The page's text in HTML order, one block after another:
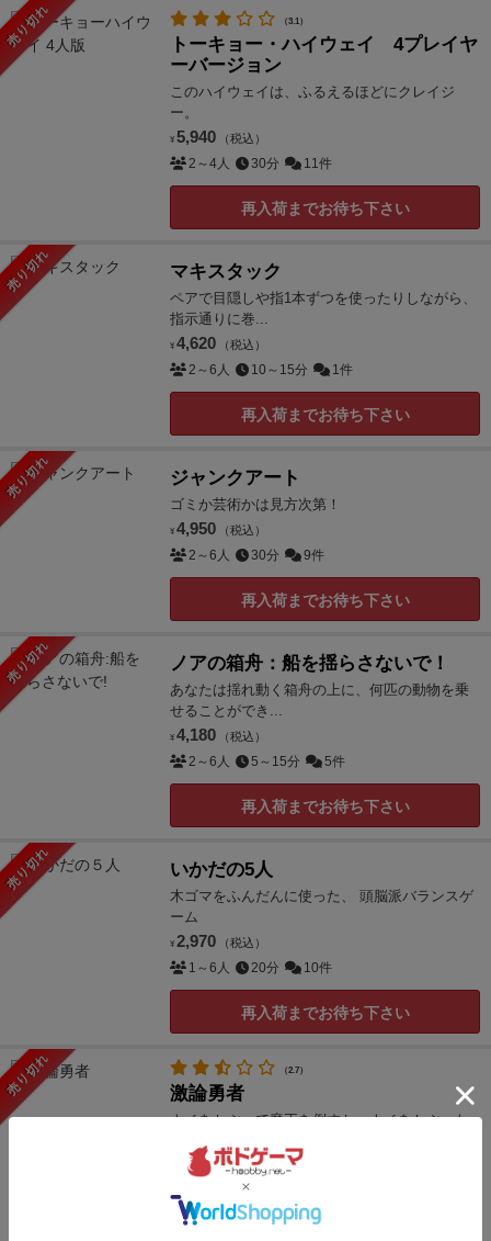
売り切れ （3.1）
トーキョー・ハイウェイ 4プレイヤ
ーバージョン
このハイウェイは、ふるえるほどにクレイジ
ー。
¥ 5,940 （税込）
2～4人 30分 11件
再入荷までお待ち下さい
売り切れ マキスタック
ペアで目隠しや指1本ずつを使ったりしながら、
指示通りに巻...
¥ 4,620 （税込）
2～6人 10～15分 1件
再入荷までお待ち下さい
売り切れ ジャンクアート
ゴミか芸術かは見方次第！
¥ 4,950 （税込）
2～6人 30分 9件
再入荷までお待ち下さい
売り切れ ノアの箱舟：船を揺らさないで！
あなたは揺れ動く箱舟の上に、何匹の動物を乗
せることができ...
¥ 4,180 （税込）
2～6人 5～15分 5件
再入荷までお待ち下さい
売り切れ いかだの5人
木ゴマをふんだんに使った、 頭脳派バランスゲ
ーム
¥ 2,970 （税込）
1～6人 20分 10件
再入荷までお待ち下さい
売り切れ （2.7）
激論勇者
ナベをかぶって魔王を倒すか、ナベをかぶった
2,200（税込）